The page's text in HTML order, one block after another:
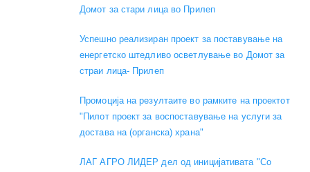
Домот за стари лица во Прилеп
Успешно реализиран проект за поставување на
енергетско штедливо осветлување во Домот за
страи лица- Прилеп
Промоција на резултаите во рамките на проектот
"Пилот проект за воспоставување на услуги за
достава на (органска) храна"
ЛАГ АГРО ЛИДЕР дел од иницијативата "Со